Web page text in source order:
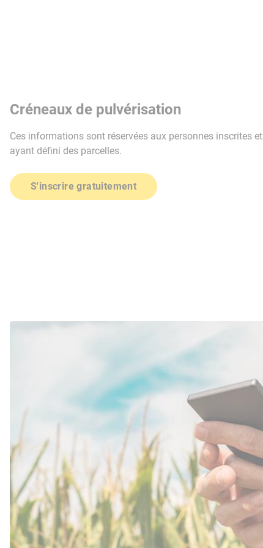
Créneaux de pulvérisation
Ces informations sont réservées aux personnes inscrites et
ayant défini des parcelles.
S'inscrire gratuitement